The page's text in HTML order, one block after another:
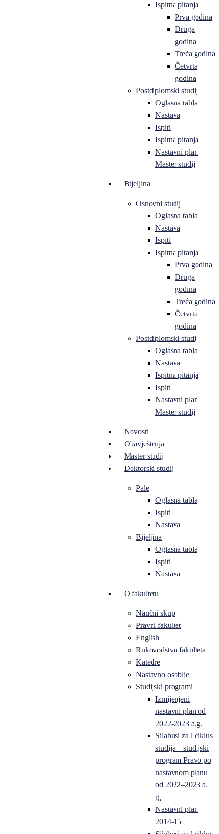
Ispitna pitanja
Prva godina
Druga
godina
Treća godina
Četvrta
godina
Postdiplomski studij
Oglasna tabla
Nastava
Ispiti
Ispitna pitanja
Nastavni plan
Master studij
Bijeljina
Osnovni studij
Oglasna tabla
Nastava
Ispiti
Ispitna pitanja
Prva godina
Druga
godina
Treća godina
Četvrta
godina
Postdiplomski studij
Oglasna tabla
Nastava
Ispitna pitanja
Ispiti
Nastavni plan
Master studij
Novosti
Obavještenja
Master studij
Doktorski studij
Pale
Oglasna tabla
Ispiti
Nastava
Bijeljina
Oglasna tabla
Ispiti
Nastava
O fakultetu
Naučni skup
Pravni fakultet
English
Rukovodstvo fakulteta
Katedre
Nastavno osoblje
Studijski programi
Izmijenjeni
nastavni plan od
2022-2023 a.g.
Silabusi za l ciklus
studija – studijski
program Pravo po
nastavnom planu
od 2022–2023 a.
g.
Nastavni plan
2014-15